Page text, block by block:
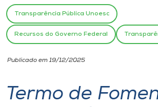
A
Unoesc
Transparência Pública Unoesc
Recursos do Governo Federal
Publicado em 19/12/2025
Termo de